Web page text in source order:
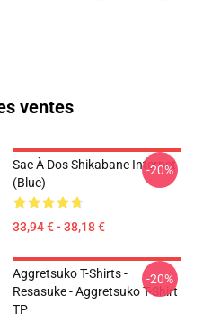
ventes
Sac À Dos Shikabane Internet
(Blue)
33,94 € - 38,18 €
-20%
Aggretsuko T-Shirts -
Resasuke - Aggretsuko T-Shirt
TP
-20%